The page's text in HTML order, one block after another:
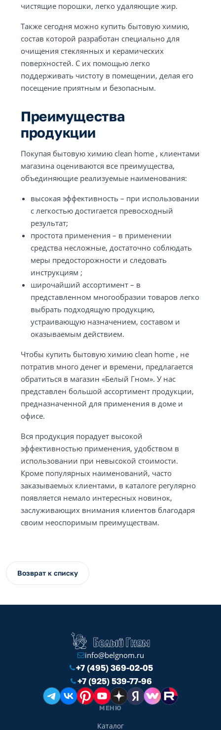
чистящие порошки, легко удаляющие жир.
Также сегодня можно купить бытовую химию,
состав которой разработан специально для
очищения стеклянных и керамических
поверхностей. С их помощью легко
поддерживать чистоту в помещении, делая его
посещение приятным и безопасным.
Преимущества
продукции
Покупая бытовую химию clean home , клиентами
магазина оцениваются все преимущества,
объединяющие реализуемые наименования:
высокая эффективность – при использовании
с легкостью достигается превосходный
результат;
простота применения – в применении
средства несложные, достаточно соблюдать
меры предосторожности и следовать
инструкциям ;
широчайший ассортимент – в
представленном многообразии товаров легко
выбрать подходящую продукцию,
устраивающую назначением, составом и
оказываемым действием.
Чтобы купить бытовую химию clean home , не
потратив много денег и времени, предлагается
обратиться в магазин «Белый Гном». У нас
представлен большой ассортимент продукции,
предназначенной для применения в доме и
офисе.
Вся продукция порадует высокой
эффективностью применения, удобством в
использовании при невысокой стоимости.
Кроме популярных наименований, часто
заказываемых клиентами, в каталоге регулярно
появляется немало интересных новинок,
заслуживающих внимания клиентов благодаря
своим неоспоримым преимуществам.
Возврат к списку
info@belgnom.ru
+7 (495) 369-02-05
+7 (925) 539-77-96
МЕНЮ
Каталог